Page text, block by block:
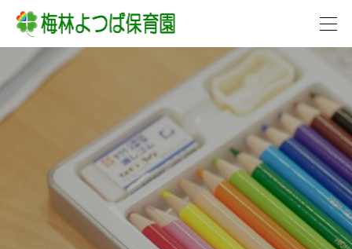
各お便り保健だより まめっこ保健だより（